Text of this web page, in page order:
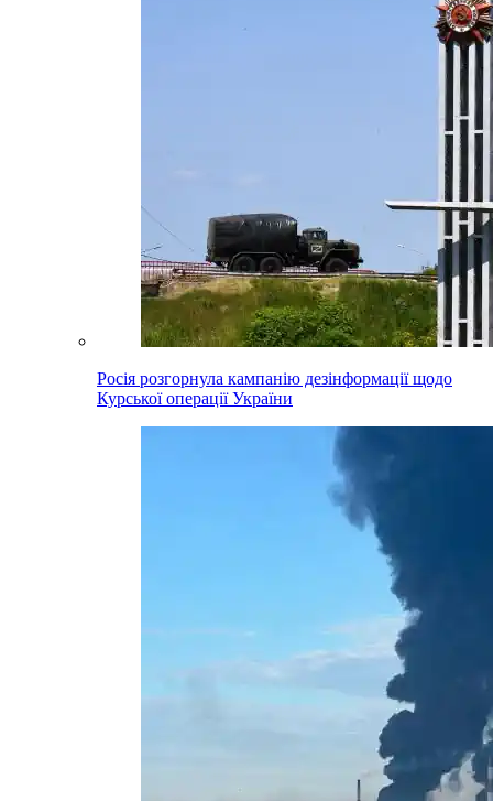
Росія розгорнула кампанію дезінформації щодо
Курської операції України